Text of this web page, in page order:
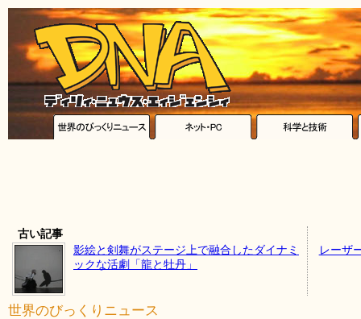
古い記事
影絵と剣舞がステージ上で融合したダイナミ
ックな活劇「龍と牡丹」
レーザ
世界のびっくりニュース